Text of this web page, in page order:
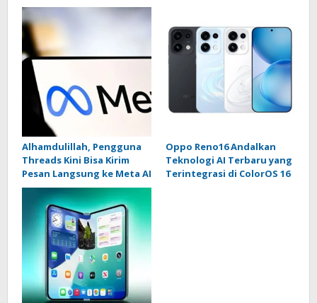
Alhamdulillah, Pengguna
Threads Kini Bisa Kirim
Pesan Langsung ke Meta AI
Oppo Reno16 Andalkan
Teknologi AI Terbaru yang
Terintegrasi di ColorOS 16